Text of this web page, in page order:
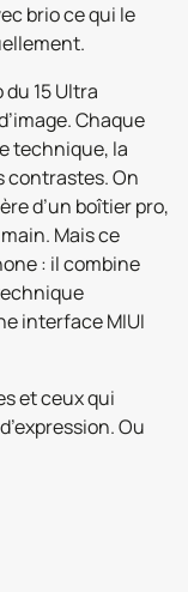
brio ce qui le
15 Ultra
Chaque
technique, la
contrastes. On
d’un boîtier pro,
Mais ce
: il combine
interface MIUI
et ceux qui
Ou